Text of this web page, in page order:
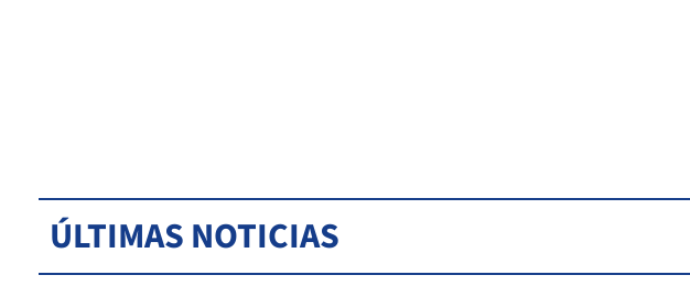
ÚLTIMAS NOTICIAS